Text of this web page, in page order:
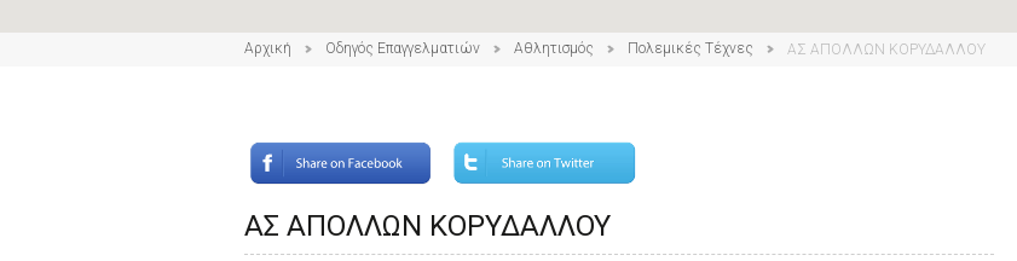
Αρχική Οδηγός Επαγγελματιών Αθλητισμός Πολεμικές Τέχνες ΑΣ ΑΠΟΛΛΩΝ ΚΟΡΥΔΑΛΛΟΥ
ΑΣ ΑΠΟΛΛΩΝ ΚΟΡΥΔΑΛΛΟΥ